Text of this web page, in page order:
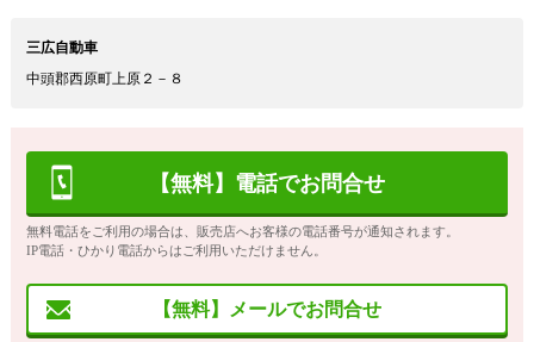
三広自動車
中頭郡西原町上原２－８
【無料】電話でお問合せ
無料電話をご利用の場合は、販売店へお客様の電話番号が通知されます。
IP電話・ひかり電話からはご利用いただけません。
【無料】メールでお問合せ